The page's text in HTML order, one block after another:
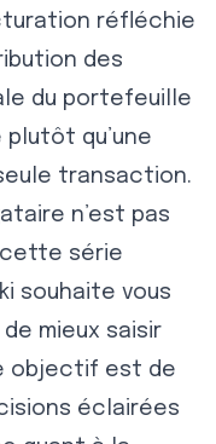
réfléchie
des
du portefeuille
qu’une
transaction.
n’est pas
cette série
souhaite vous
mieux saisir
objectif est de
éclairées